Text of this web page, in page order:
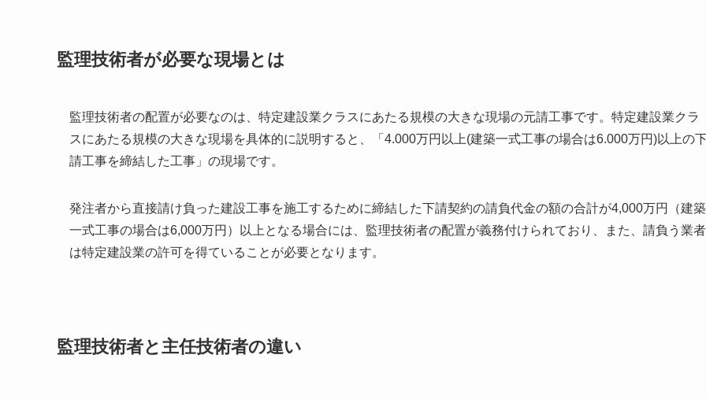
監理技術者が必要な現場とは
監理技術者の配置が必要なのは、特定建設業クラスにあたる規模の大きな現場の元請工事です。特定建設業クラ
スにあたる規模の大きな現場を具体的に説明すると、「4.000万円以上(建築一式工事の場合は6.000万円)以上の
請工事を締結した工事」の現場です。
発注者から直接請け負った建設工事を施工するために締結した下請契約の請負代金の額の合計が4,000万円（建築
一式工事の場合は6,000万円）以上となる場合には、監理技術者の配置が義務付けられており、また、請負う業者
は特定建設業の許可を得ていることが必要となります。
監理技術者と主任技術者の違い